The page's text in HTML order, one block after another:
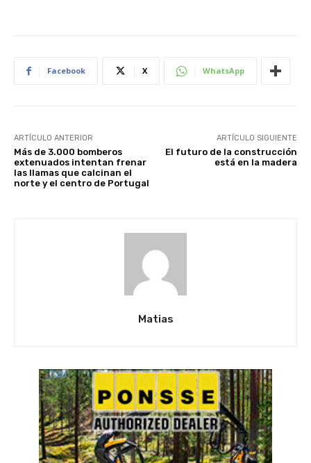
Facebook X WhatsApp
ARTÍCULO ANTERIOR
Más de 3.000 bomberos
extenuados intentan frenar
las llamas que calcinan el
norte y el centro de Portugal
ARTÍCULO SIGUIENTE
El futuro de la construcción
está en la madera
Matias